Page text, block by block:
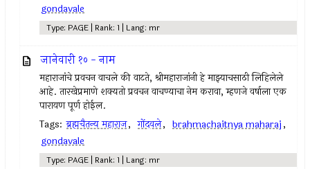
gondavale
Type: PAGE | Rank: 1 | Lang: mr
जानेवारी १० - नाम
महाराजांचे प्रवचन वाचले की वाटते, श्रीमहाराजांनी हे माझ्याचसाठी लिहिलेले
आहे. तारखेप्रमाणे शक्यतो प्रवचन वाचण्याचा नेम करावा, म्हणजे वर्षाला एक
पारायण पूर्ण होईल.
Tags: ब्रह्मचैतन्य महाराज, गोंदवले, brahmachaitnya maharaj,
gondavale
Type: PAGE | Rank: 1 | Lang: mr